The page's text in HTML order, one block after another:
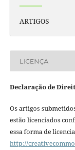
ARTIGOS
LICENÇA
Declaração de
Os artigos
estão licenciados
essa forma de
http://